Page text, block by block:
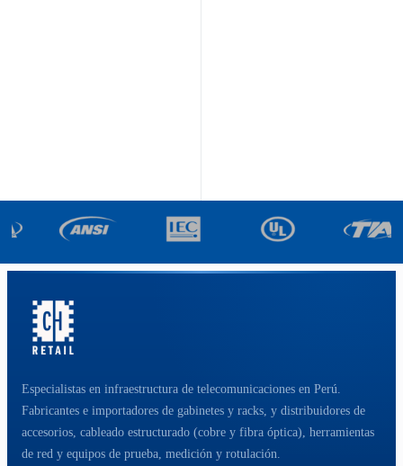
Especialistas en infraestructura de telecomunicaciones en Perú.
Fabricantes e importadores de gabinetes y racks, y distribuidores de
accesorios, cableado estructurado (cobre y fibra óptica), herramientas
de red y equipos de prueba, medición y rotulación.